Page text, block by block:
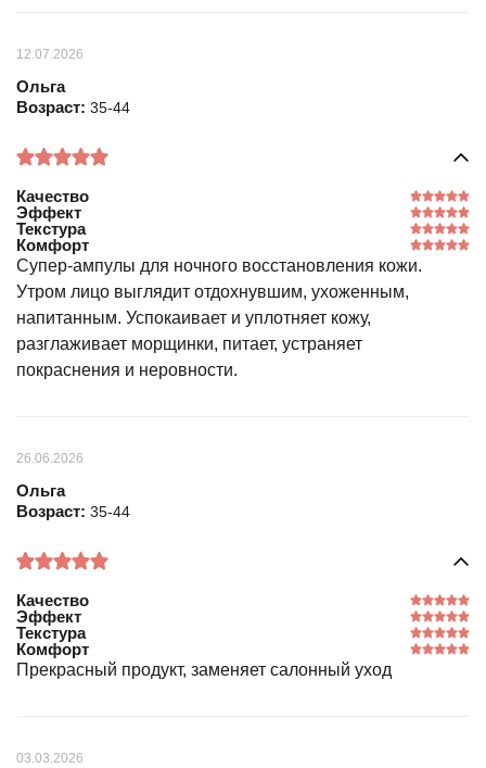
12.07.2026
Ольга
Возраст: 35-44
Качество
Эффект
Текстура
Комфорт
Супер-ампулы для ночного восстановления кожи.
Утром лицо выглядит отдохнувшим, ухоженным,
напитанным. Успокаивает и уплотняет кожу,
разглаживает морщинки, питает, устраняет
покраснения и неровности.
26.06.2026
Ольга
Возраст: 35-44
Качество
Эффект
Текстура
Комфорт
Прекрасный продукт, заменяет салонный уход
03.03.2026